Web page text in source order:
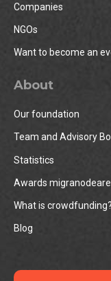
Companies
NGOs
Want to become an
About
Our foundation
Team and Advisory
Statistics
Awards
What is crowdfunding?
Blog